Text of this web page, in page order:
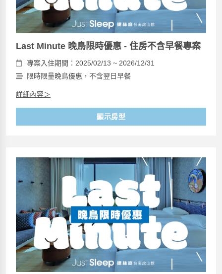
Last Minute 晚鳥限時優惠 - 住房不含早餐專案
專案入住期間：2025/02/13 ~ 2026/12/31
限時限量晚鳥優惠，不含翌日早餐
詳細內容＞
顯示房型